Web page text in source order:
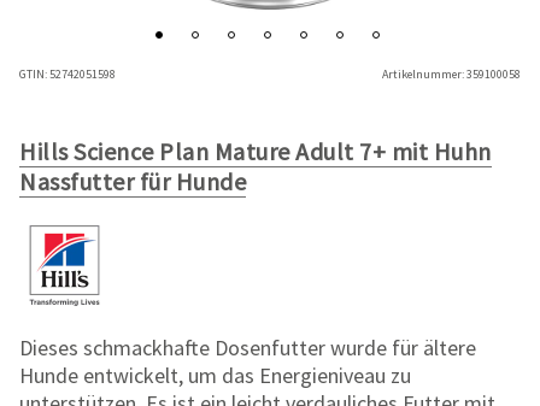
GTIN:52742051598 Artikelnummer:359100058
Hills Science Plan Mature Adult 7+ mit Huhn
Nassfutter für Hunde
Dieses schmackhafte Dosenfutter wurde für ältere
Hunde entwickelt, um das Energieniveau zu